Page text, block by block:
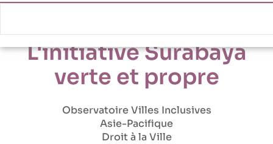
L'initiative Surabaya
verte et propre
Observatoire Villes Inclusives
Asie-Pacifique
Droit à la Ville